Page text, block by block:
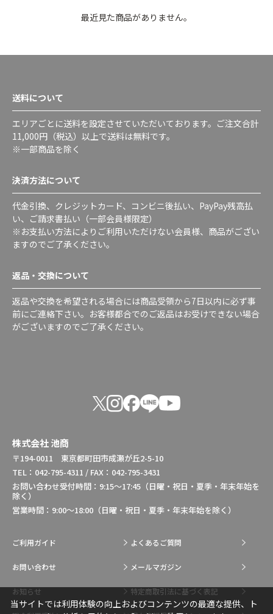
最近見た商品がありません。
送料について
エリアごとに送料を設定させていただいております。ご注文合計
11,000円（税込）以上で送料は無料です。
※一部商品を除く
決済方法について
代金引換、クレジットカード、コンビニ後払い、PayPay残高払
い、ご請求書払い（一部会員様限定）
※お支払い方法によりご利用いただけない会員様、商品がござい
ますのでご了承ください。
返品・交換について
返品や交換を希望される場合には商品受領から7日以内に必ず事
前にご連絡下さい。お客様都合でのご返品はお受けできない場合
がございますのでご了承ください。
株式会社 池商
〒194-0011 東京都町田市成瀬が丘2-5-10
TEL：042-795-4311 / FAX：042-795-3431
お問い合わせ受付時間：9:15～17:45（日曜・祝日・夏季・年末年始を
除く）
営業時間：9:00～18:00（日曜・祝日・夏季・年末年始を除く）
ご利用ガイド よくあるご質問
お問い合わせ メールマガジン
お知らせ 特定商取引法に基づく表記
当サイトでは利用体験の向上およびコンテンツの最適な提供、ト